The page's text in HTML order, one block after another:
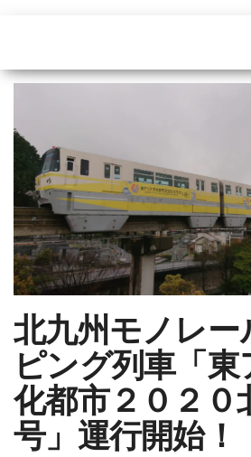
北九州モノレー
ピング列車「
化都市２０２０
号」運行開始！